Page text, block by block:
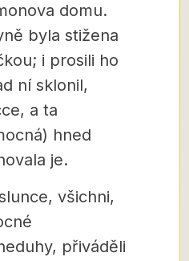
domu.
byla stižena
i prosili ho
ní sklonil,
a ta
hned
je.
všichni,
přiváděli